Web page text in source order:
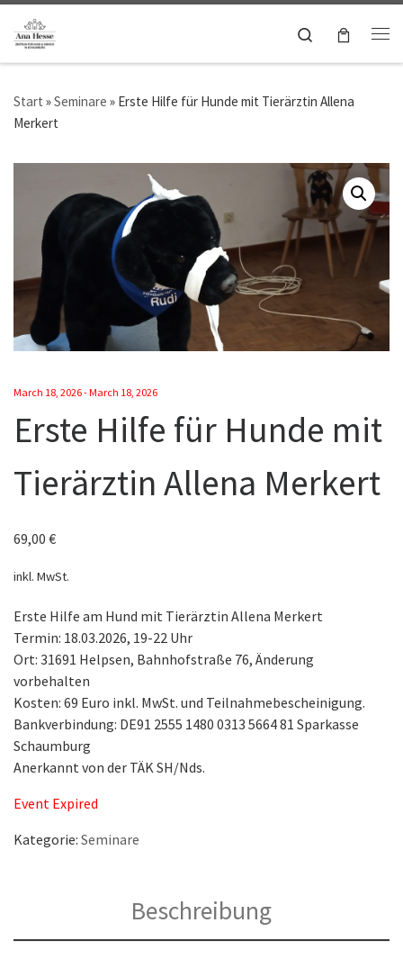
Zum Inhalt springen
Search
Start »Seminare » Erste Hilfe für Hunde mit Tierärztin Allena
Merkert
March 18, 2026 - March 18, 2026
Erste Hilfe für Hunde mit
Tierärztin Allena Merkert
69,00 €
inkl. MwSt.
Erste Hilfe am Hund mit Tierärztin Allena Merkert
Termin: 18.03.2026, 19-22 Uhr
Ort: 31691 Helpsen, Bahnhofstraße 76, Änderung
vorbehalten
Kosten: 69 Euro inkl. MwSt. und Teilnahmebescheinigung.
Bankverbindung: DE91 2555 1480 0313 5664 81 Sparkasse
Schaumburg
Anerkannt von der TÄK SH/Nds.
Event Expired
Kategorie: Seminare
Beschreibung